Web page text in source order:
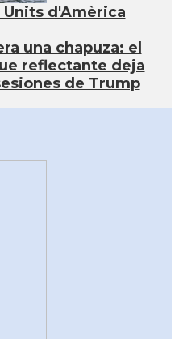
d'Amèrica
una chapuza: el
reflectante deja
de Trump